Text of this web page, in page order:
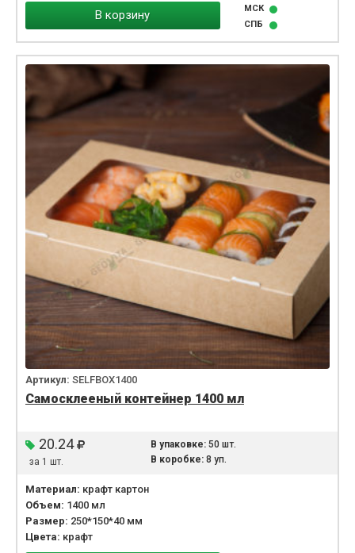
В корзину
МСК
СПБ
Артикул: SELFBOX1400
Самосклееный контейнер 1400 мл
20.24
за 1 шт.
В упаковке:50 шт.
В коробке:8 уп.
Материал: крафт картон
Объем: 1400 мл
Размер: 250*150*40 мм
Цвета: крафт